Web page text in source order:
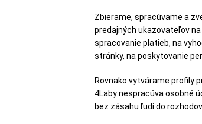
Zbierame, spracúvame a
predajných ukazovateľov
spracovanie platieb, na
stránky, na poskytovanie
Rovnako vytvárame profily
4Laby nespracúva osobné
bez zásahu ľudí do